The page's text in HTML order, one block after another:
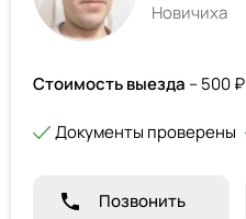
Новичиха
Стоимость выезда – 500 ₽
Документы проверены
Позвонить